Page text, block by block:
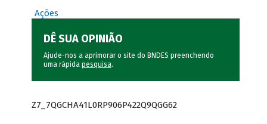
Ações
DÊ SUA OPINIÃO
Ajude-nos a aprimorar o site do BNDES preenchendo
uma rápida pesquisa.
Z7_7QGCHA41L0RP906P422Q9QGG62